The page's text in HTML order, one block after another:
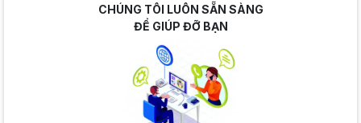
CHÚNG TÔI LUÔN SẴN SÀNG
ĐỂ GIÚP ĐỠ BẠN